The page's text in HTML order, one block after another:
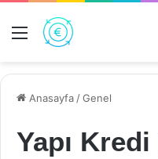
Menü
Anasayfa /Genel
Yapı